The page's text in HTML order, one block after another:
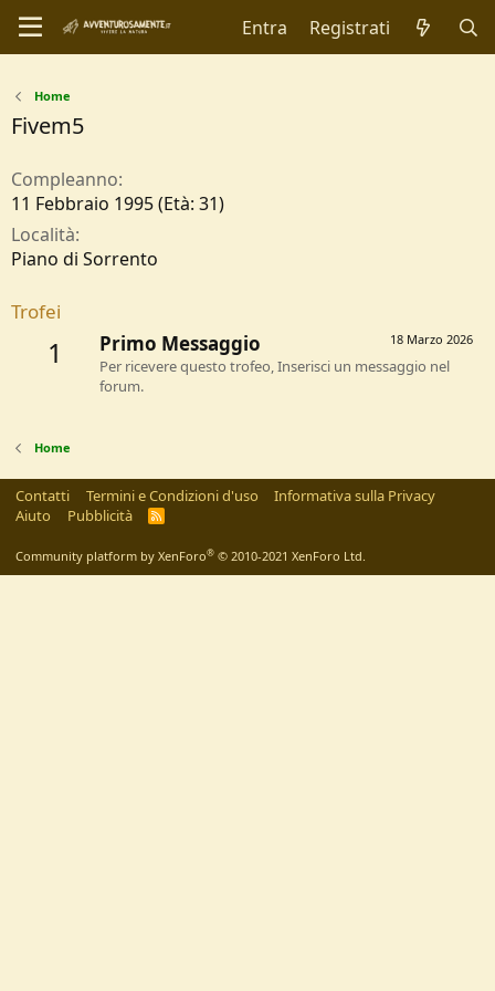
Entra Registrati
Home
Fivem5
Compleanno
11 Febbraio 1995 (Età: 31)
Località
Piano di Sorrento
Trofei
1 18 Marzo 2026
Primo Messaggio
Per ricevere questo trofeo, Inserisci un messaggio nel
forum.
Home
Contatti Termini e Condizioni d'uso
Informativa sulla Privacy
Aiuto
Pubblicità
R
Community platform by XenForo® © 2010-2021 XenForo Ltd.